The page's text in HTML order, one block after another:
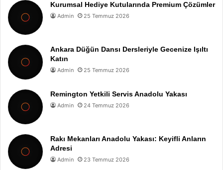
Kurumsal Hediye Kutularında Premium Çözümler
Admin 25 Temmuz 2026
Ankara Düğün Dansı Dersleriyle Gecenize Işıltı
Katın
Admin 25 Temmuz 2026
Remington Yetkili Servis Anadolu Yakası
Admin 24 Temmuz 2026
Rakı Mekanları Anadolu Yakası: Keyifli Anların
Adresi
Admin 23 Temmuz 2026